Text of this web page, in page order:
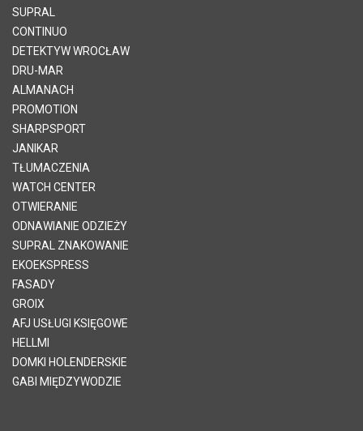
SUPRAL
CONTINUO
DETEKTYW WROCŁAW
DRU-MAR
ALMANACH
PROMOTION
SHARPSPORT
JANIKAR
TŁUMACZENIA
WATCH CENTER
OTWIERANIE
ODNAWIANIE ODZIEŻY
SUPRAL ZNAKOWANIE
EKOEKSPRESS
FASADY
GROIX
AFJ USŁUGI KSIĘGOWE
HELLMI
DOMKI HOLENDERSKIE
GABI MIĘDZYWODZIE